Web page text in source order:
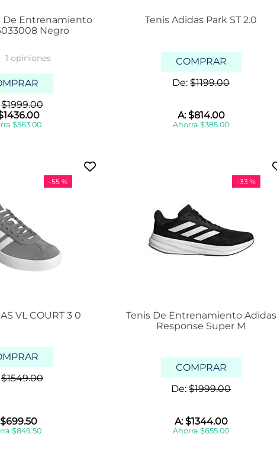
d
a
a
s
o
c
h
i
De Entrenamiento
Negro
1 opiniones
$1999.00
1436.00
$563.00
Tenis Adidas Park ST 2.0
COMPRAR
De:$1199.00
A:$814.00
Ahorra$385.00
-55 %
VL COURT 3 0
$1549.00
$699.50
$849.50
-33 %
Tenis De Entrenamiento Adidas
Response Super M
COMPRAR
De:$1999.00
A:$1344.00
Ahorra$655.00